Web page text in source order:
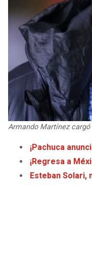
Armando Martínez
¡Pachuca
¡Regresa a
Esteban Solari,